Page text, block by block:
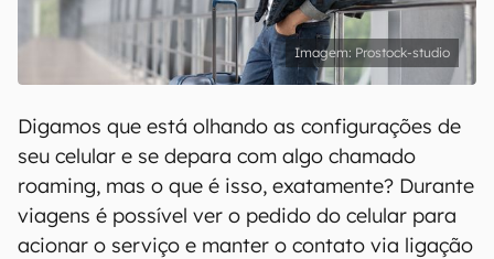
Prostock-studio
Digamos que está olhando as configurações de
seu celular e se depara com algo chamado
roaming, mas o que é isso, exatamente? Durante
viagens é possível ver o pedido do celular para
acionar o serviço e manter o contato via ligação